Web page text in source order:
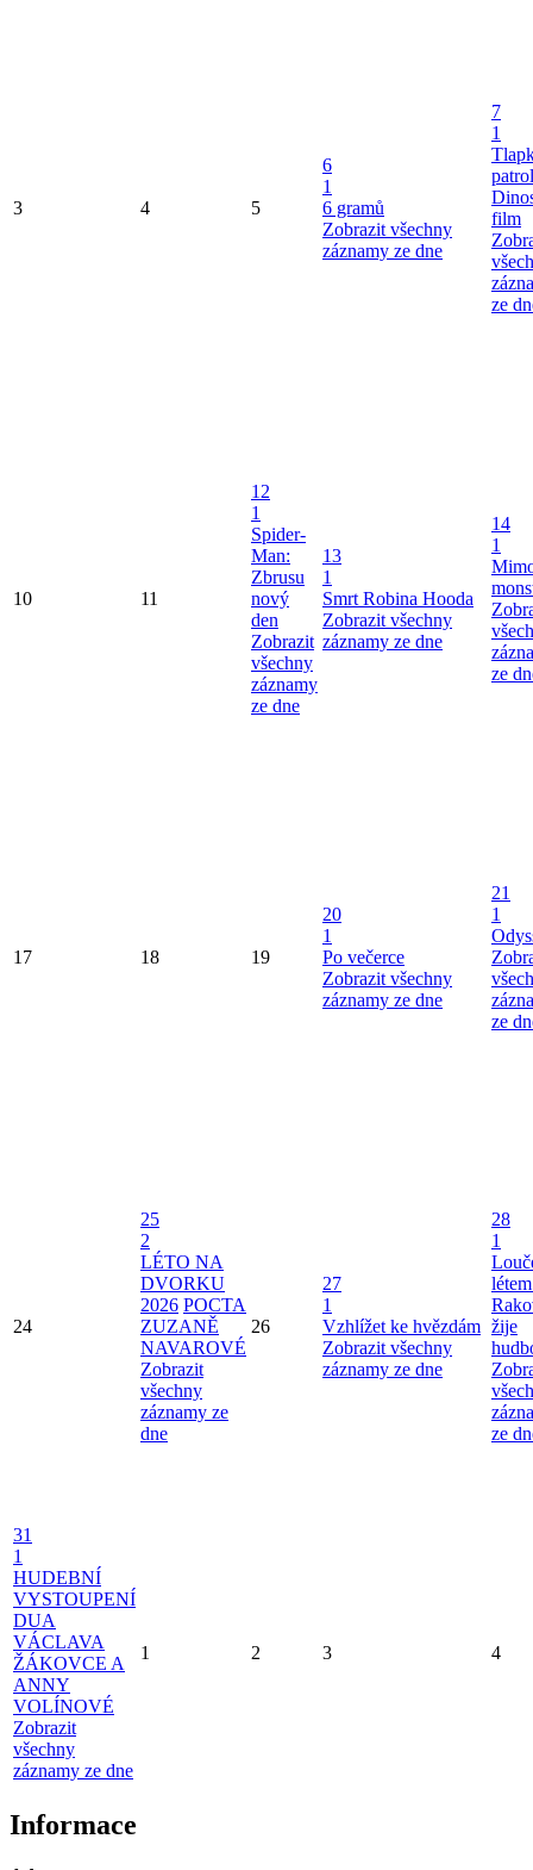
3 4 5
6
1
6 gramů
Zobrazit všechny
záznamy ze dne
7
1
film
ze
10 11
12
1
Spider-
Man:
Zbrusu
nový
den
Zobrazit
všechny
záznamy
ze dne
13
1
Smrt Robina Hooda
Zobrazit všechny
záznamy ze dne
14
1
ze
17 18 19
20
1
Po večerce
Zobrazit všechny
záznamy ze dne
21
1
ze
24
25
2
LÉTO NA
DVORKU
2026 POCTA
ZUZANĚ
NAVAROVÉ
Zobrazit
všechny
záznamy ze
dne
26
27
1
Vzhlížet ke hvězdám
Zobrazit všechny
záznamy ze dne
28
1
žije
ze
31
1
HUDEBNÍ
VYSTOUPENÍ
DUA
VÁCLAVA
ŽÁKOVCE A
ANNY
VOLÍNOVÉ
Zobrazit
všechny
záznamy ze dne
1 2 3 4
Informace